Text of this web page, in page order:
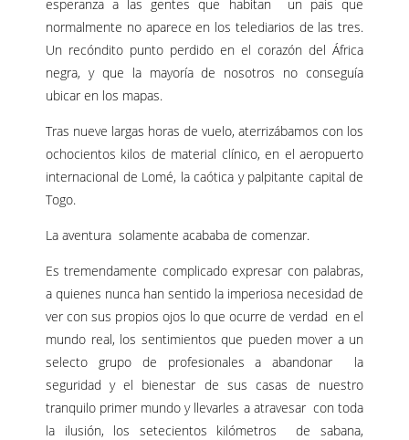
esperanza a las gentes que habitan un país que
normalmente no aparece en los telediarios de las tres.
Un recóndito punto perdido en el corazón del África
negra, y que la mayoría de nosotros no conseguía
ubicar en los mapas.
Tras nueve largas horas de vuelo, aterrizábamos con los
ochocientos kilos de material clínico, en el aeropuerto
internacional de Lomé, la caótica y palpitante capital de
Togo.
La aventura solamente acababa de comenzar.
Es tremendamente complicado expresar con palabras,
a quienes nunca han sentido la imperiosa necesidad de
ver con sus propios ojos lo que ocurre de verdad en el
mundo real, los sentimientos que pueden mover a un
selecto grupo de profesionales a abandonar la
seguridad y el bienestar de sus casas de nuestro
tranquilo primer mundo y llevarles a atravesar con toda
la ilusión, los setecientos kilómetros de sabana,